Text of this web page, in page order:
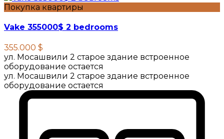
Покупка квартиры
Vake 355000$ 2 bedrooms
355.000 $
ул. Мосашвили 2 старое здание встроенное
оборудование остается
ул. Мосашвили 2 старое здание встроенное
оборудование остается